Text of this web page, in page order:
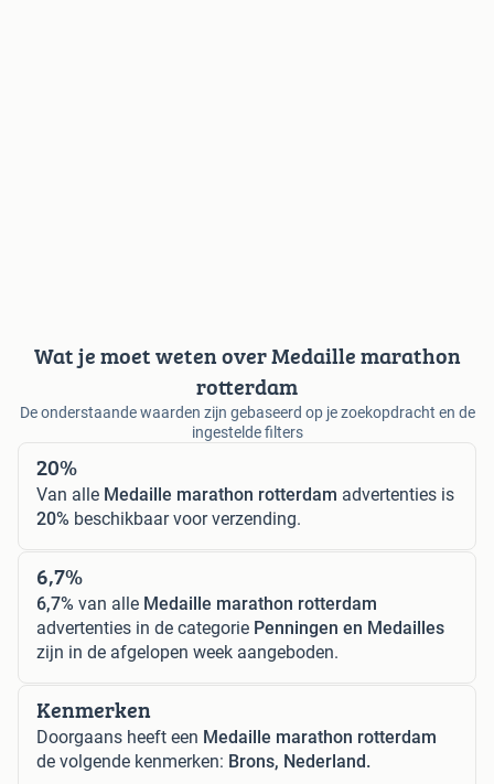
Wat je moet weten over Medaille marathon
rotterdam
De onderstaande waarden zijn gebaseerd op je zoekopdracht en de
ingestelde filters
20%
Van alle Medaille marathon rotterdam advertenties is
20% beschikbaar voor verzending.
6,7%
6,7% van alle Medaille marathon rotterdam
advertenties in de categorie Penningen en Medailles
zijn in de afgelopen week aangeboden.
Kenmerken
Doorgaans heeft een Medaille marathon rotterdam
de volgende kenmerken: Brons, Nederland.